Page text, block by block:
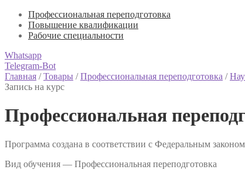
Профессиональная переподготовка
Повышение квалификации
Рабочие специальности
Whatsapp
Telegram-Bot
Главная /Товары /Профессиональная переподготовка /
Запись на курс
Профессиональная
Программа создана в соответствии с Федеральным
Вид обучения — Профессиональная переподготовка